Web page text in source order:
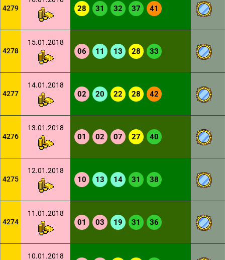
4279 28 31 32 37 41
4278
15.01.2018
06 11 13 28 33
4277
14.01.2018
02 20 22 28 42
4276
13.01.2018
01 02 07 27 40
4275
12.01.2018
10 13 14 31 38
4274
11.01.2018
01 03 19 31 36
10.01.2018